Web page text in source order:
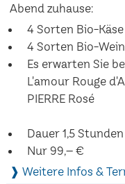
Abend zuhause:
4 Sorten Bio-Käse
4 Sorten Bio-
Es erwarten Sie
L'amour Rouge
PIERRE Rosé
Dauer 1,5
Nur 99,– €
❱ Weitere Infos &